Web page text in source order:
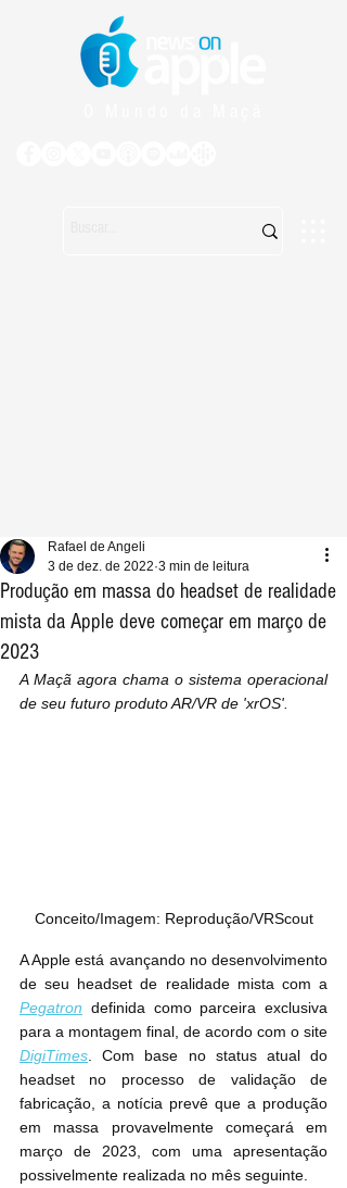
Produção em massa do headset de realidade
mista da Apple deve começar em março de
2023
Rafael de Angeli
3 de dez. de 2022 3 min de leitura
A Maçã agora chama o sistema operacional
de seu futuro produto AR/VR de 'xrOS'.
Conceito/Imagem: Reprodução/VRScout
A Apple está avançando no desenvolvimento
Pegatron definida como parceira exclusiva
DigiTimes . Com base no status atual do
headset no processo de validação de
fabricação, a notícia prevê que a produção
em massa provavelmente começará em
março de 2023, com uma apresentação
possivelmente realizada no mês seguinte.